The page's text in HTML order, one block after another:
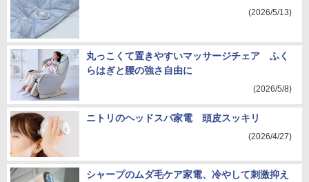
(2026/5/13)
丸っこくて置きやすいマッサージチェア ふく
らはぎと腰の強さ自由に
(2026/5/8)
ニトリのヘッドスパ家電 頭皮スッキリ
(2026/4/27)
シャープのムダ毛ケア家電、冷やして刺激抑え